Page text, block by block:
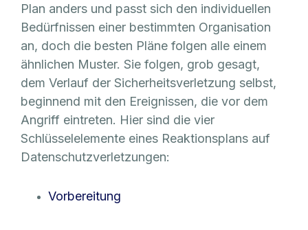
Plan anders und passt sich den individuellen
Bedürfnissen einer bestimmten Organisation
an, doch die besten Pläne folgen alle einem
ähnlichen Muster. Sie folgen, grob gesagt,
dem Verlauf der Sicherheitsverletzung selbst,
beginnend mit den Ereignissen, die vor dem
Angriff eintreten. Hier sind die vier
Schlüsselelemente eines Reaktionsplans auf
Datenschutzverletzungen:
Vorbereitung